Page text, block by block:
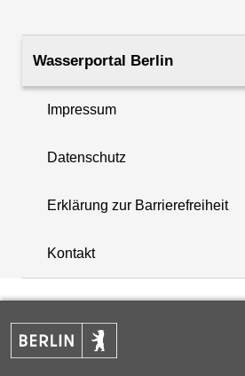
+
−
Wasserportal Berlin
Impressum
Datenschutz
Erklärung zur Barrierefreiheit
Kontakt